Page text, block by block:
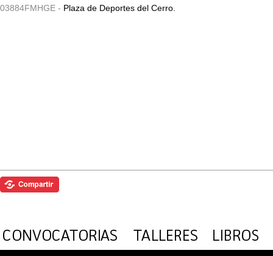
03884FMHGE - Plaza de Deportes del Cerro.